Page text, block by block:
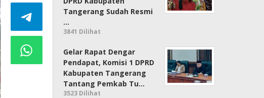
Tangerang Sudah Resmi
…
3841 Dilihat
Gelar Rapat Dengar
Pendapat, Komisi 1 DPRD
Kabupaten Tangerang
Tantang Pemkab Tu…
3523 Dilihat